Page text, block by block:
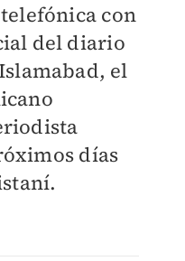
con
del diario
el
días